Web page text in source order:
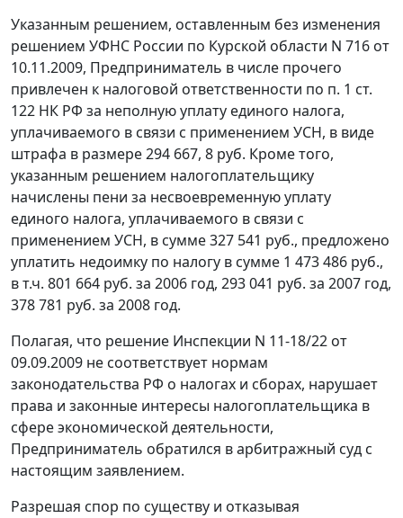
Указанным решением, оставленным без изменения
решением УФНС России по Курской области N 716 от
10.11.2009, Предприниматель в числе прочего
привлечен к налоговой ответственности по п. 1 ст.
122 НК РФ за неполную уплату единого налога,
уплачиваемого в связи с применением УСН, в виде
штрафа в размере 294 667, 8 руб. Кроме того,
указанным решением налогоплательщику
начислены пени за несвоевременную уплату
единого налога, уплачиваемого в связи с
применением УСН, в сумме 327 541 руб., предложено
уплатить недоимку по налогу в сумме 1 473 486 руб.,
в т.ч. 801 664 руб. за 2006 год, 293 041 руб. за 2007 год,
378 781 руб. за 2008 год.
Полагая, что решение Инспекции N 11-18/22 от
09.09.2009 не соответствует нормам
законодательства РФ о налогах и сборах, нарушает
права и законные интересы налогоплательщика в
сфере экономической деятельности,
Предприниматель обратился в арбитражный суд с
настоящим заявлением.
Разрешая спор по существу и отказывая